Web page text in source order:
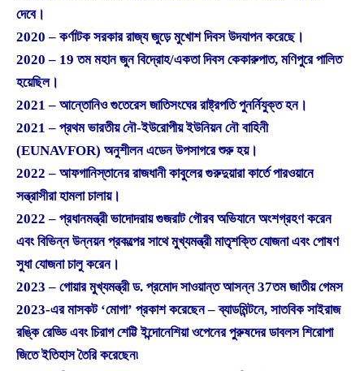
দেবে।
2020 – কর্ণাটক সরকার রাজ্য জুড়ে মুখোশ দিবস উদযাপন করেছে।
2020 – 19 তম মহান জুন বিদ্রোহ/একতা দিবস কেকারুপাত, মণিপুরে পালিত
হয়েছিল।
2021 – আন্তোনিও গুতেরেস জাতিসংঘের রাষ্ট্রপতি পুনর্নিযুক্ত হন।
2021 – প্রথম ভারতীয় নৌ-ইউরোপীয় ইউনিয়ন নৌ বাহিনী
(EUNAVFOR) অনুশীলন এডেন উপসাগরে শুরু হয়।
2022 – আফগানিস্তানের রাজধানী কাবুলের গুরুদুয়ারা কার্তে পারওয়ানে
সন্ত্রাসীরা হামলা চালায়।
2022 – প্রধানমন্ত্রী ভাদোদরায় গুজরাট গৌরব অভিযানে অংশগ্রহণ করেন
এবং বিভিন্ন উন্নয়ন প্রকল্পের সাথে মুখ্যমন্ত্রী মাতৃশক্তি যোজনা এবং পোষণ
সুধা যোজনা চালু করেন।
2023 – গোয়ার মুখ্যমন্ত্রী ড. প্রমোদ সাওয়ান্ত আসন্ন 37তম জাতীয় গেমস
2023-এর মাসকট ‘মোগা’ প্রকাশ করেছেন – ব্যাডমিন্টনে, সাতবিক সাইরাজ
রঙ্কি রেড্ডি এবং চিরাগ শেট্টি ইন্দোনেশিয়া ওপেনের পুরুষদের ডাবলস শিরোপা
জিতে ইতিহাস তৈরি করেছেন৷